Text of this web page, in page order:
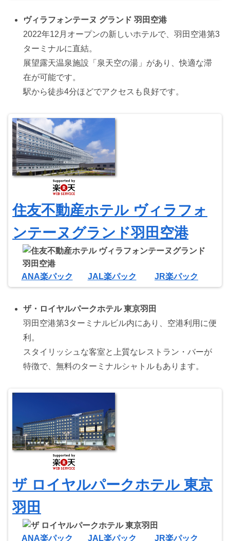
ヴィラフォンテーヌ グランド 羽田空港
2022年12月オープンの新しいホテルで、羽田空港第3
ターミナルに直結。
展望露天温泉施設「泉天空の湯」があり、快適な滞
在が可能です。
駅から徒歩4分ほどでアクセスも良好です。
住友不動産ホテル ヴィラフォ
ンテーヌグランド羽田空港
ANA楽パック JAL楽パック JR楽パック
ザ・ロイヤルパークホテル 東京羽田
羽田空港第3ターミナルビル内にあり、空港利用に便
利。
スタイリッシュな客室と上質なレストラン・バーが
特徴で、無料のターミナルシャトルもあります。
ザ ロイヤルパークホテル 東京
羽田
ANA楽パック JAL楽パック JR楽パック